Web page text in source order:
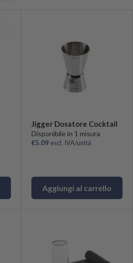
Jigger Dosatore Cocktail
Disponibile in 1 misura
€5.09 escl. IVA/unità
Aggiungi al carrello